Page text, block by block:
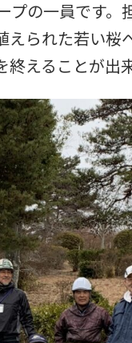
の一員です。
られた若い桜
えることが出